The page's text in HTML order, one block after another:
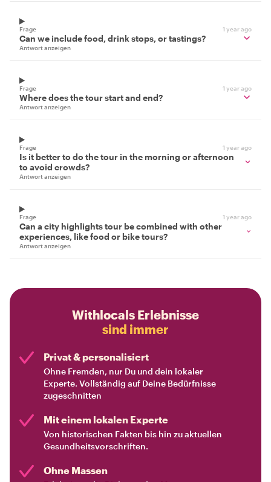
Frage 1 year ago
Can we include food, drink stops, or tastings?
Antwort anzeigen
Frage 1 year ago
Where does the tour start and end?
Antwort anzeigen
Frage 1 year ago
Is it better to do the tour in the morning or afternoon
to avoid crowds?
Antwort anzeigen
Frage 1 year ago
Can a city highlights tour be combined with other
experiences, like food or bike tours?
Antwort anzeigen
Withlocals Erlebnisse
sind immer
Privat & personalisiert
Ohne Fremden, nur Du und dein lokaler
Experte. Vollständig auf Deine Bedürfnisse
zugeschnitten
Mit einem lokalen Experte
Von historischen Fakten bis hin zu aktuellen
Gesundheitsvorschriften.
Ohne Massen